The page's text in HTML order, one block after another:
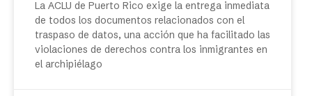
La ACLU de Puerto Rico exige la entrega inmediata
de todos los documentos relacionados con el
traspaso de datos, una acción que ha facilitado las
violaciones de derechos contra los inmigrantes en
el archipiélago